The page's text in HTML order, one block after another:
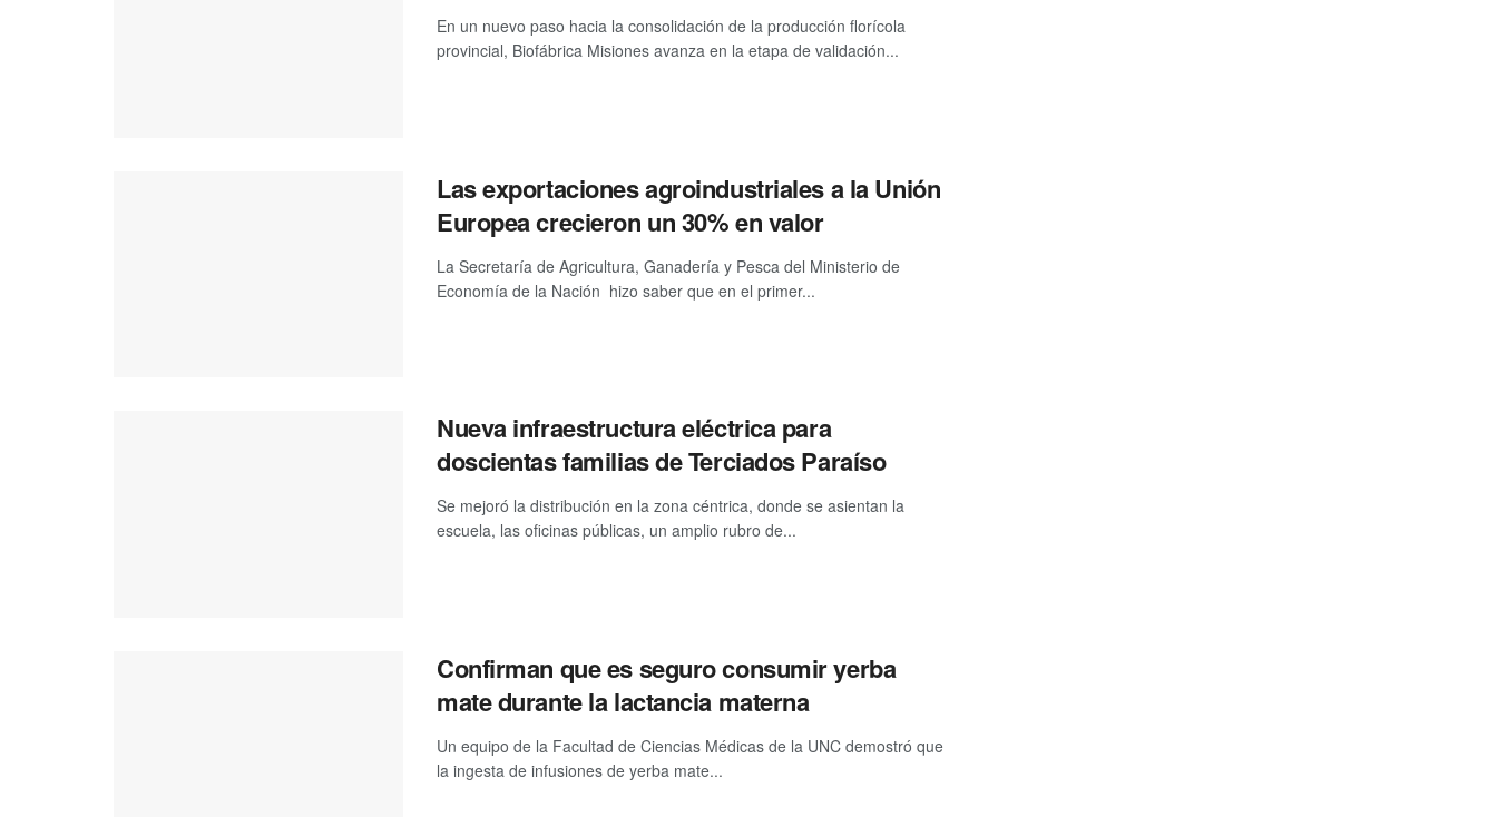
En un nuevo paso hacia la consolidación de la producción florícola
provincial, Biofábrica Misiones avanza en la etapa de validación...
Las exportaciones agroindustriales a la Unión
Europea crecieron un 30% en valor
La Secretaría de Agricultura, Ganadería y Pesca del Ministerio de
Economía de la Nación hizo saber que en el primer...
Nueva infraestructura eléctrica para
doscientas familias de Terciados Paraíso
Se mejoró la distribución en la zona céntrica, donde se asientan la
escuela, las oficinas públicas, un amplio rubro de...
Confirman que es seguro consumir yerba
mate durante la lactancia materna
Un equipo de la Facultad de Ciencias Médicas de la UNC demostró que
la ingesta de infusiones de yerba mate...